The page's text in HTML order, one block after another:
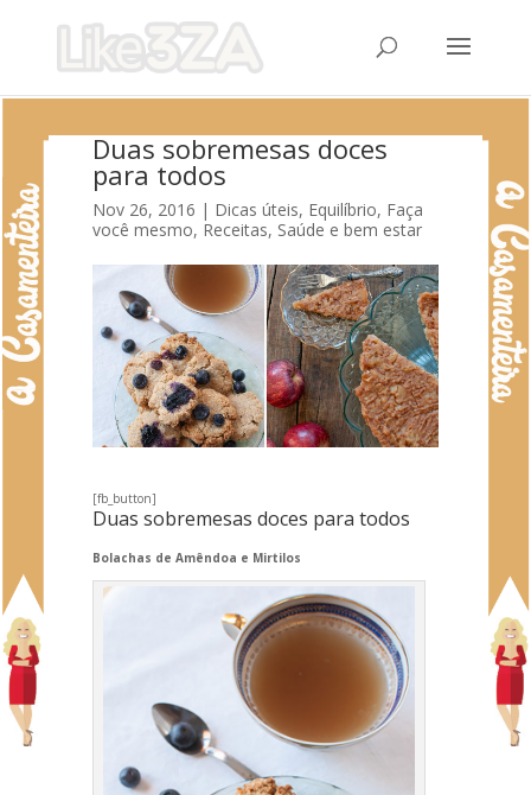
Duas sobremesas doces
para todos
Nov 26, 2016 | Dicas úteis, Equilíbrio, Faça
você mesmo, Receitas, Saúde e bem estar
[fb_button]
Duas sobremesas doces para todos
Bolachas de Amêndoa e Mirtilos